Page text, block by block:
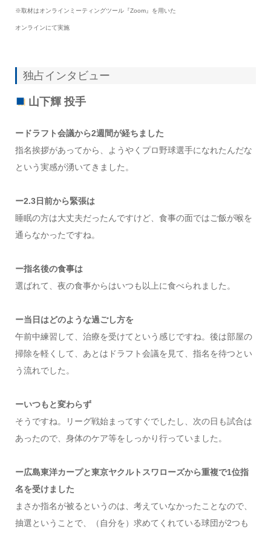
※取材はオンラインミーティングツール『Zoom』を用いた
オンラインにて実施
独占インタビュー
山下輝 投手
ードラフト会議から2週間が経ちました
指名挨拶があってから、ようやくプロ野球選手になれたんだな
という実感が湧いてきました。
ー2.3日前から緊張は
睡眠の方は大丈夫だったんですけど、食事の面ではご飯が喉を
通らなかったですね。
ー指名後の食事は
選ばれて、夜の食事からはいつも以上に食べられました。
ー当日はどのような過ごし方を
午前中練習して、治療を受けてという感じですね。後は部屋の
掃除を軽くして、あとはドラフト会議を見て、指名を待つとい
う流れでした。
ーいつもと変わらず
そうですね。リーグ戦始まってすぐでしたし、次の日も試合は
あったので、身体のケア等をしっかり行っていました。
ー広島東洋カープと東京ヤクルトスワローズから重複で1位指
名を受けました
まさか指名が被るというのは、考えていなかったことなので、
抽選ということで、（自分を）求めてくれている球団が2つも